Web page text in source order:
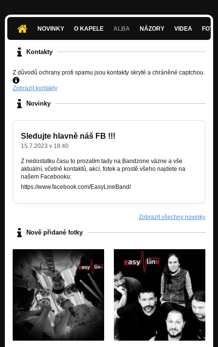
NOVINKY
O KAPELE ALBA NÁZORY VIDEA
Kontakty
Z důvodů ochrany proti spamu jsou kontakty skryté a chráněné captchou.
Zobrazit kontakty
Novinky
Sledujte hlavně náš FB !!!
15.7.2023 v 18:40
Z nedostatku času to prozatím tady na Bandzone vázne a vše
aktuální, včetně kontaktů, akcí, fotek a prostě všeho najdete na
našem Facebooku:
https://www.facebook.com/EasyLineBand/
Zobrazit všechny novinky
Nově přidané fotky